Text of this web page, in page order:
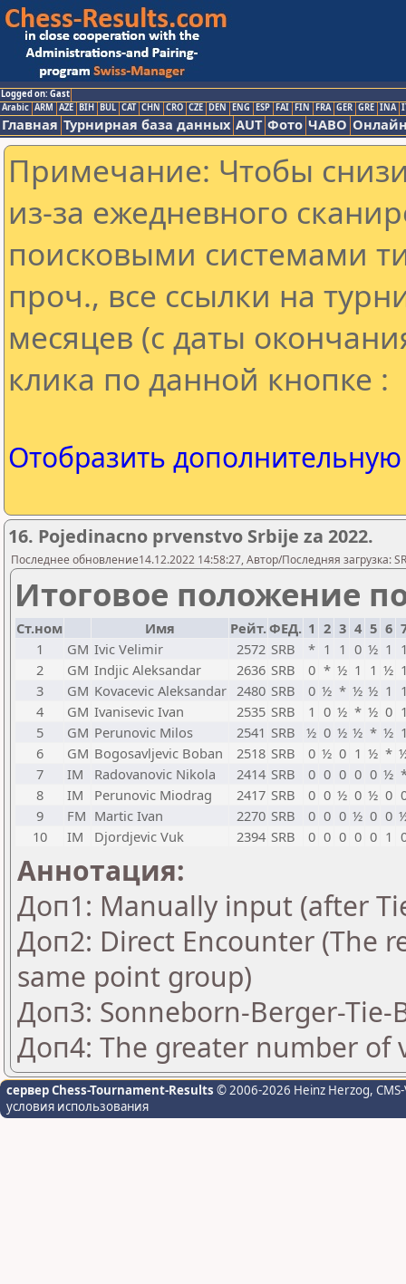
Logged on: Gast
Arabic ARM AZE BIH BUL CAT CHN CRO CZE DEN ENG ESP FAI FIN FRA GER GRE INA
Главная Турнирная база данных AUT Фото ЧАВО
Примечание: Чтобы
из-за ежедневного
поисковыми системами
проч., все ссылки на
месяцев (с даты
клика по данной кнопке :
Отобразить
16. Pojedinacno prvenstvo Srbije za 2022.
Последнее обновление14.12.2022 14:58:27, Автор/Последняя загрузка:
Итоговое положение
Ст.ном Имя Рейт.ФЕД. 1 2 3 4 5 6
1
GM Ivic Velimir 2572 SRB * 1 1 0 ½ 1
2
GM Indjic Aleksandar 2636 SRB 0 * ½ 1 1 ½
3
GM Kovacevic Aleksandar 2480 SRB 0 ½ * ½ ½ 1
4
GM Ivanisevic Ivan 2535 SRB 1 0 ½ * ½ 0
5
GM Perunovic Milos 2541 SRB ½ 0 ½ ½ * ½
6
GM Bogosavljevic Boban 2518 SRB 0 ½ 0 1 ½ *
7
IM Radovanovic Nikola 2414 SRB 0 0 0 0 0 ½
8
IM Perunovic Miodrag 2417 SRB 0 0 ½ 0 ½ 0
9
FM Martic Ivan 2270 SRB 0 0 0 ½ 0 0
10
IM Djordjevic Vuk 2394 SRB 0 0 0 0 0 1
Аннотация:
Доп1: Manually input (after
Доп2: Direct Encounter (The
same point group)
Доп3: Sonneborn-Berger-Tie-
Доп4: The greater number of
сервер Chess-Tournament-Results © 2006-2026 Heinz Herzog,
условия использования